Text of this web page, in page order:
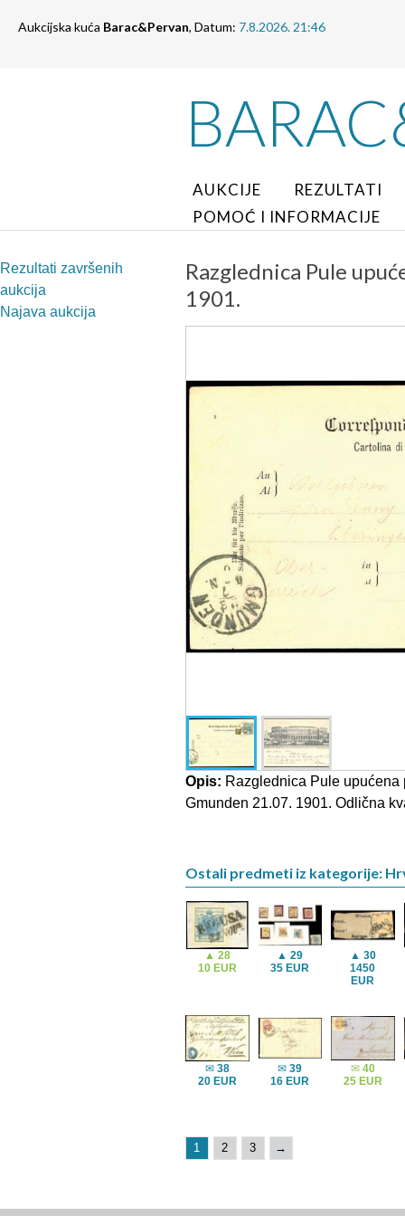
Aukcijska kuća Barac&Pervan, Datum: 7.8.2026. 21:46
AUKCIJE
REZULTATI
POMOĆ I INFORMACIJE
Rezultati završenih
aukcija
Najava aukcija
Razglednica Pule
1901.
Opis: Razglednica Pule upućena
Gmunden 21.07. 1901. Odlična
Ostali predmeti iz kategorije:
▲ 28
10 EUR
▲29
35 EUR
▲ 30
1450
EUR
✉ 38
20 EUR
✉39
16 EUR
✉ 40
25 EUR
1 2 3 →